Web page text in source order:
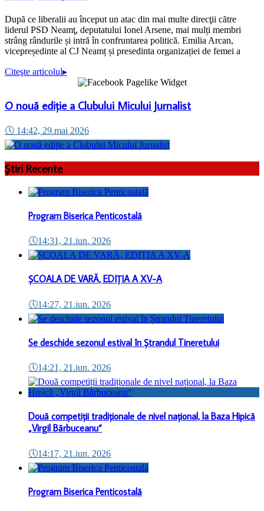
După ce liberalii au început un atac din mai multe direcţii către
liderul PSD Neamţ, deputatului Ionel Arsene, mai mulți membri
strâng rândurile și intră în confruntarea politică. Emilia Arcan,
vicepreședinte al CJ Neamț și presedinta organizației de femei a
Citeşte articolul▸
O nouă ediție a Clubului Micului Jurnalist
🕔 14:42, 29.mai 2026
Știri Recente
Program Biserica Penticostală
🕔14:31, 21.iun. 2026
ȘCOALA DE VARĂ, EDIȚIA A XV-A
🕔14:27, 21.iun. 2026
Se deschide sezonul estival în Ștrandul Tineretului
🕔14:21, 21.iun. 2026
Două competiții tradiționale de nivel național, la Baza Hipică
„Virgil Bărbuceanu“
🕔14:17, 21.iun. 2026
Program Biserica Penticostală